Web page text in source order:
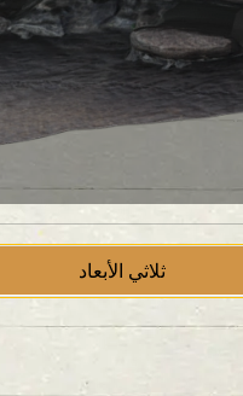
ثلاثي الأبعاد